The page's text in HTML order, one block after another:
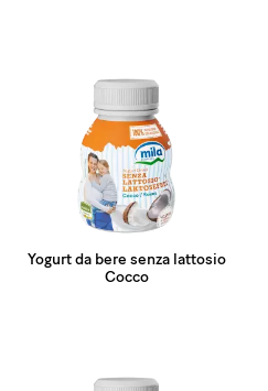
Yogurt da bere senza lattosio
Cocco